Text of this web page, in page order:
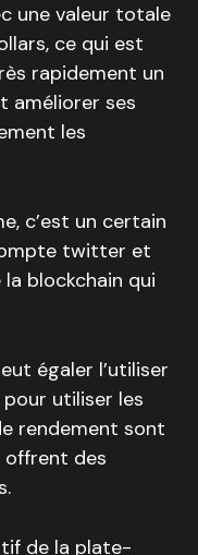
une valeur totale
ce qui est
rapidement un
améliorer ses
les
c’est un certain
twitter et
blockchain qui
égaler l’utiliser
utiliser les
rendement sont
offrent des
de la plate-